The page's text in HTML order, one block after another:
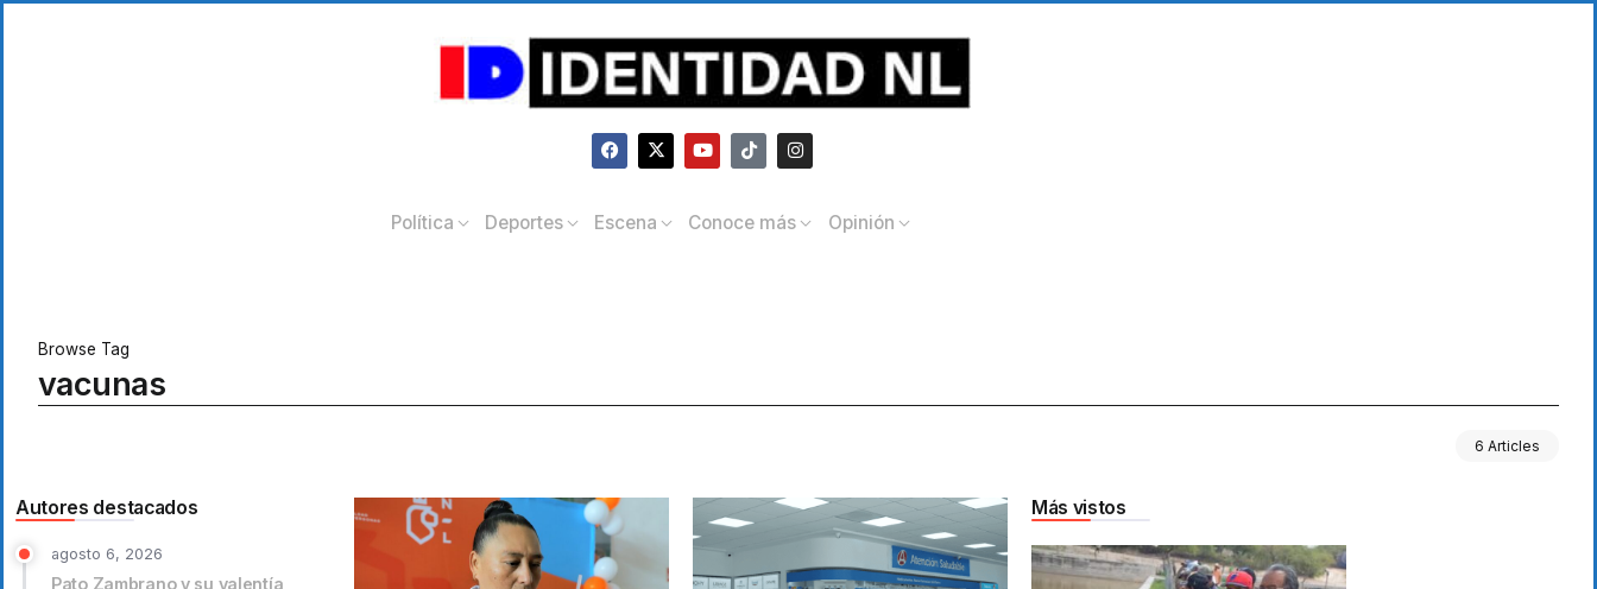
Política Deportes Escena Conoce más Opinión
Browse Tag
vacunas
6 Articles
Autores destacados
agosto 6, 2026
Pato Zambrano y su valentía
Más vistos